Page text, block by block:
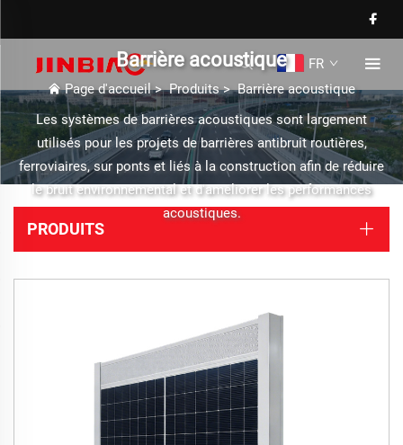
FR
Barrière acoustique
Page d'accueil>Produits>Barrière acoustique
Les systèmes de barrières acoustiques sont largement
utilisés pour les projets de barrières antibruit routières,
ferroviaires, sur ponts et liés à la construction afin de réduire
le bruit environnemental et d'améliorer les performances
acoustiques.
PRODUITS